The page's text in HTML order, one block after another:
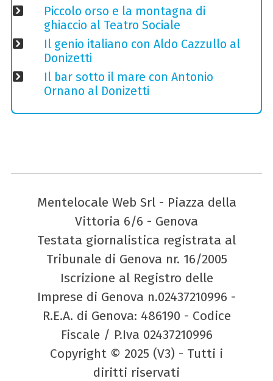
Piccolo orso e la montagna di
ghiaccio al Teatro Sociale
Il genio italiano con Aldo Cazzullo al
Donizetti
Il bar sotto il mare con Antonio
Ornano al Donizetti
Mentelocale Web Srl - Piazza della
Vittoria 6/6 - Genova
Testata giornalistica registrata al
Tribunale di Genova nr. 16/2005
Iscrizione al Registro delle
Imprese di Genova n.02437210996 -
R.E.A. di Genova: 486190 - Codice
Fiscale / P.Iva 02437210996
Copyright © 2025 (V3) - Tutti i
diritti riservati